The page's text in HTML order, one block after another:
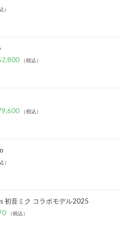
）
（税込）
（税込）
）
初音ミク コラボモデル2025
（税込）